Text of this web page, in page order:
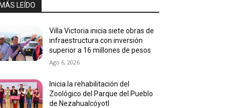
LEÍDO
Villa Victoria inicia siete obras de
infraestructura con inversión
superior a 16 millones de pesos
Ago 6, 2026
Inicia la rehabilitación del
Zoológico del Parque del Pueblo
de Nezahualcóyotl